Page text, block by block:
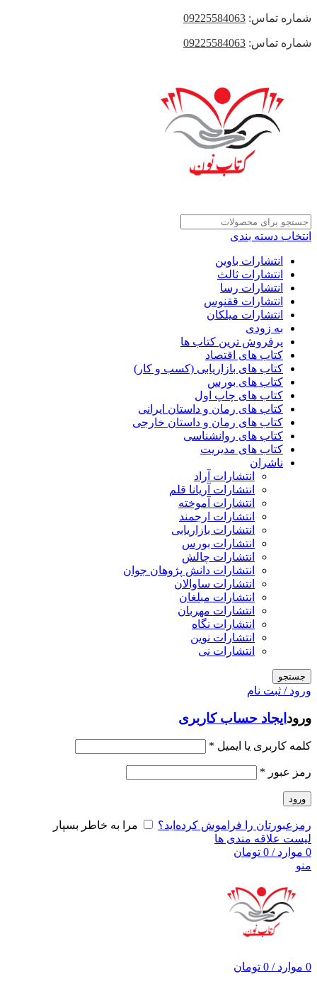
شماره تماس: 09225584063
شماره تماس: 09225584063
انتخاب دسته بندی
انتشارات باوین
انتشارات ثالث
انتشارات رسا
انتشارات ققنوس
انتشارات میلکان
به زودی
پرفروش ترین کتاب ها
کتاب های اقتصاد
کتاب های بازاریابی (کسب و کار)
کتاب های بورس
کتاب های چاپ اول
کتاب های رمان و داستان ایرانی
کتاب های رمان و داستان خارجی
کتاب های روانشناسی
کتاب های مدیریت
ناشران
انتشارات آراد
انتشارات آریانا قلم
انتشارات آموخته
انتشارات ارجمند
انتشارات بازاریابی
انتشارات بورس
انتشارات چالش
انتشارات دانش پژوهان جوان
انتشارات ساوالان
انتشارات مبلغان
انتشارات مهربان
انتشارات نگاه
انتشارات نوین
انتشارات نی
جستجو
ورود / ثبت نام
ورود ایجاد حساب کاربری
کلمه کاربری یا ایمیل *
رمز عبور *
ورود
رمزعبورتان را فراموش کرده‌اید؟
مرا به خاطر بسپار
لیست علاقه مندی ها
0 موارد /
0 تومان
منو
0 موارد /
0 تومان